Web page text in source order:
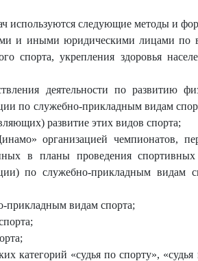
используются следующие методы и
и иными юридическими лицами по
спорта, укрепления здоровья
деятельности по развитию
по служебно-прикладным видам
развитие этих видов спорта;
организацией чемпионатов,
в планы проведения
по служебно-прикладным видам
прикладным видам спорта;
категорий «судья по спорту»,